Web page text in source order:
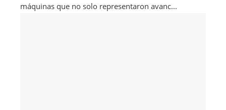
máquinas que no solo representaron avanc...